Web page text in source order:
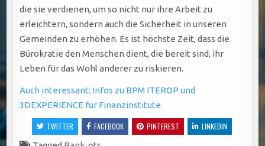
die sie verdienen, um so nicht nur ihre Arbeit zu
erleichtern, sondern auch die Sicherheit in unseren
Gemeinden zu erhöhen. Es ist höchste Zeit, dass die
Bürokratie den Menschen dient, die bereit sind, ihr
Leben für das Wohl anderer zu riskieren.
Auch interessant: Infos zu BPM ITEROP und
3DEXPERIENCE für Finanzinstitute.
TWITTER FACEBOOK PINTEREST
LINKEDIN